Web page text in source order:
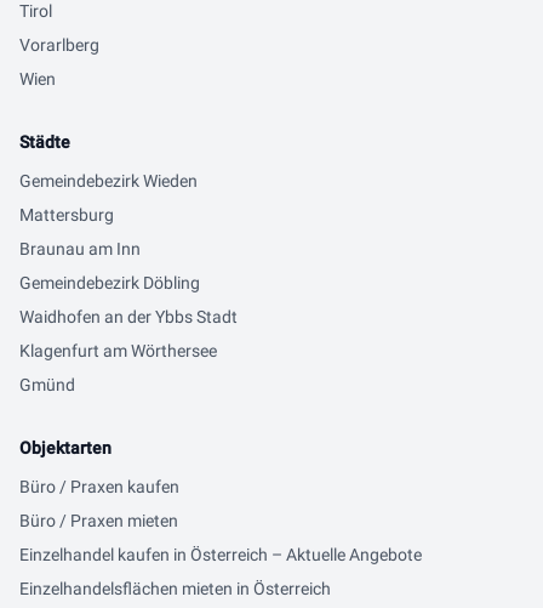
Tirol
Vorarlberg
Wien
Städte
Gemeindebezirk Wieden
Mattersburg
Braunau am Inn
Gemeindebezirk Döbling
Waidhofen an der Ybbs Stadt
Klagenfurt am Wörthersee
Gmünd
Objektarten
Büro / Praxen kaufen
Büro / Praxen mieten
Einzelhandel kaufen in Österreich – Aktuelle Angebote
Einzelhandelsflächen mieten in Österreich